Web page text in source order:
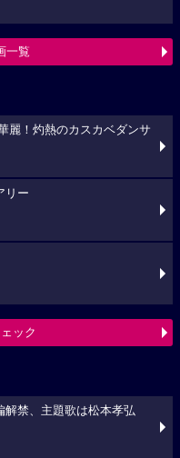
一覧
麗！灼熱のカスカベダンサ
リー
ック
解禁、主題歌は松本孝弘